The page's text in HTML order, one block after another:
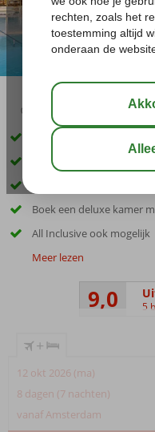
02:50
Op loopafstand van
Keuze uit diverse
Boek een deluxe kamer
All Inclusive ook mogelijk
Meer lezen
9,0 5
+
12 okt 2026 (ma)
8 dagen (7 nachten)
vanaf Amsterdam